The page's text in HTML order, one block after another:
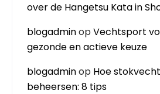
over de Hangetsu Kata in
blogadminopVechtsport
gezonde en actieve keuze
blogadminop Hoe
beheersen: 8 tips